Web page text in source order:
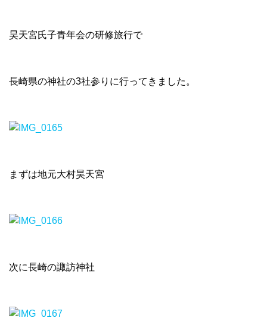
昊天宮氏子青年会の研修旅行で
長崎県の神社の3社参りに行ってきました。
まずは地元大村昊天宮
次に長崎の諏訪神社